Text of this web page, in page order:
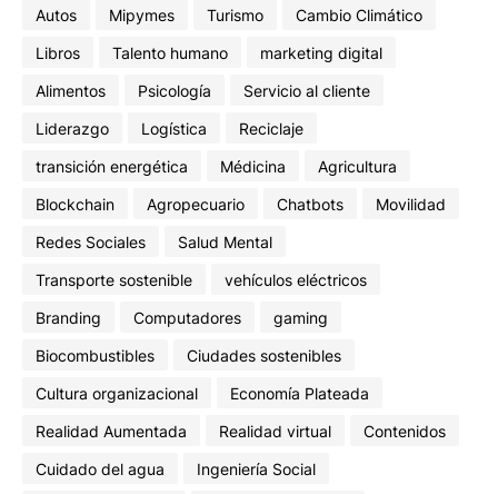
Autos
Mipymes Turismo
Cambio Climático
Libros
Talento humano
marketing digital
Alimentos
Psicología
Servicio al cliente
Liderazgo
Logística
Reciclaje
transición energética
Médicina
Agricultura
Blockchain
Agropecuario Chatbots
Movilidad
Redes Sociales
Salud Mental
Transporte sostenible
vehículos eléctricos
Branding
Computadores
gaming
Biocombustibles
Ciudades sostenibles
Cultura organizacional
Economía Plateada
Realidad Aumentada
Realidad virtual
Contenidos
Cuidado del agua
Ingeniería Social